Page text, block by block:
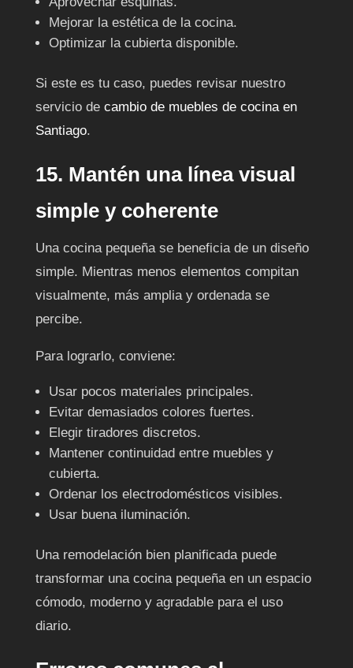
Mejorar la estética de la cocina.
Optimizar la cubierta disponible.
Si este es tu caso, puedes revisar nuestro
servicio de cambio de muebles de cocina en
Santiago.
15. Mantén una línea visual
simple y coherente
Una cocina pequeña se beneficia de un diseño
simple. Mientras menos elementos compitan
visualmente, más amplia y ordenada se
percibe.
Para lograrlo, conviene:
Usar pocos materiales principales.
Evitar demasiados colores fuertes.
Elegir tiradores discretos.
Mantener continuidad entre muebles y
cubierta.
Ordenar los electrodomésticos visibles.
Usar buena iluminación.
Una remodelación bien planificada puede
transformar una cocina pequeña en un espacio
cómodo, moderno y agradable para el uso
diario.